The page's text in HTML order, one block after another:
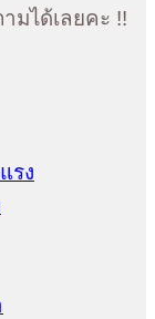
มได้เลยคะ !!
รง